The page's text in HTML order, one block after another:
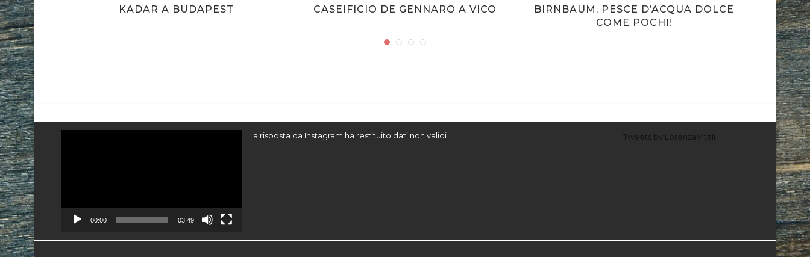
KADAR A BUDAPEST CASEIFICIO DE GENNARO A VICO
BIRNBAUM, PESCE D’ACQUA DOLCE
COME POCHI!
00:00 03:49
La risposta da Instagram ha restituito dati non validi. Tweets by LorenzaVitali